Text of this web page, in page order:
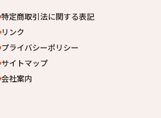
特定商取引法に関する表記
リンク
プライバシーポリシー
サイトマップ
会社案内